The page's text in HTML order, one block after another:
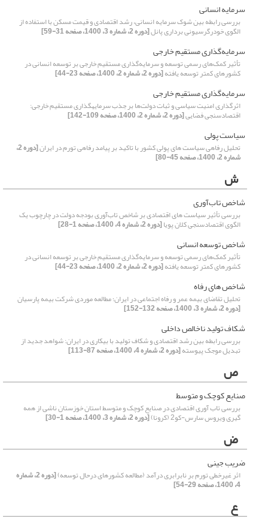
سرمایه انسانی
بررسی رابطه بین شوک سرمایه انسانی، رشد اقتصادی و قیمت مسکن با استفاده از
الگوی خودرگرسیونی برداری پانل[دوره 2، شماره 3، 1400، صفحه 31-59]
سرمایه‌گذاری مستقیم خارجی
تأثیر کمک‌های رسمی توسعه و سرمایه‌گذاری مستقیم خارجی بر توسعه انسانی در
کشورهای کمتر توسعه یافته[دوره 2، شماره 2، 1400، صفحه 23-44]
سرمایه‌گذاری مستقیم خارجی
اثرگذاری امنیت سیاسی و ثبات دولت‌ها بر جذب سرمایهگذاری مستقیم خارجی:
اقتصادسنجی فضایی[دوره 2، شماره 2، 1400، صفحه 109-142]
سیاست پولی
تحلیل رفاهی سیاست های پولی کشور با تاکید بر پیامد رفاهی تورم در ایران [دوره 2،
شماره 2، 1400، صفحه 45-80]
ش
شاخص تاب‌آوری
بررسی تأثیر سیاست های اقتصادی بر شاخص تاب‌آوری بودجه دولت در چارچوب یک
الگوی اقتصادسنجی کلان پویا[دوره 2، شماره 4، 1400، صفحه 1-28]
شاخص توسعه انسانی
تأثیر کمک‌های رسمی توسعه و سرمایه‌گذاری مستقیم خارجی بر توسعه انسانی در
کشورهای کمتر توسعه یافته[دوره 2، شماره 2، 1400، صفحه 23-44]
شاخص های رفاه
تحلیل تقاضای بیمه عمر و رفاه اجتماعی در ایران؛ مطالعه موردی شرکت بیمه پارسیان
[دوره 2، شماره 3، 1400، صفحه 132-152]
شکاف تولید ناخالص داخلی
بررسی رابطه بین رشد اقتصادی و شکاف تولید با بیکاری در ایران: شواهد جدید از
تبدیل موجک پیوسته[دوره 2، شماره 4، 1400، صفحه 87-113]
ص
صنایع کوچک و متوسط
بررسی تاب آوری اقتصادی در صنایع کوچک و متوسط استان خوزستان ناشی از همه
گیری ویروس سارس-کو2 (کرونا) [دوره 2، شماره 3، 1400، صفحه 1-30]
ض
ضریب جینی
اثر غیرخطی تورم بر نابرابری درآمد (مطالعه کشورهای درحال توسعه) [دوره 2، شماره
4، 1400، صفحه 29-54]
ع